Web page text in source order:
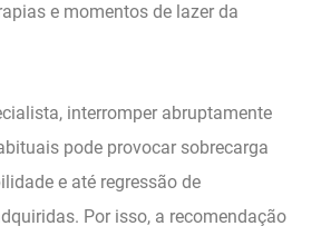
e momentos de lazer da
interromper abruptamente
pode provocar sobrecarga
e até regressão de
Por isso, a recomendação